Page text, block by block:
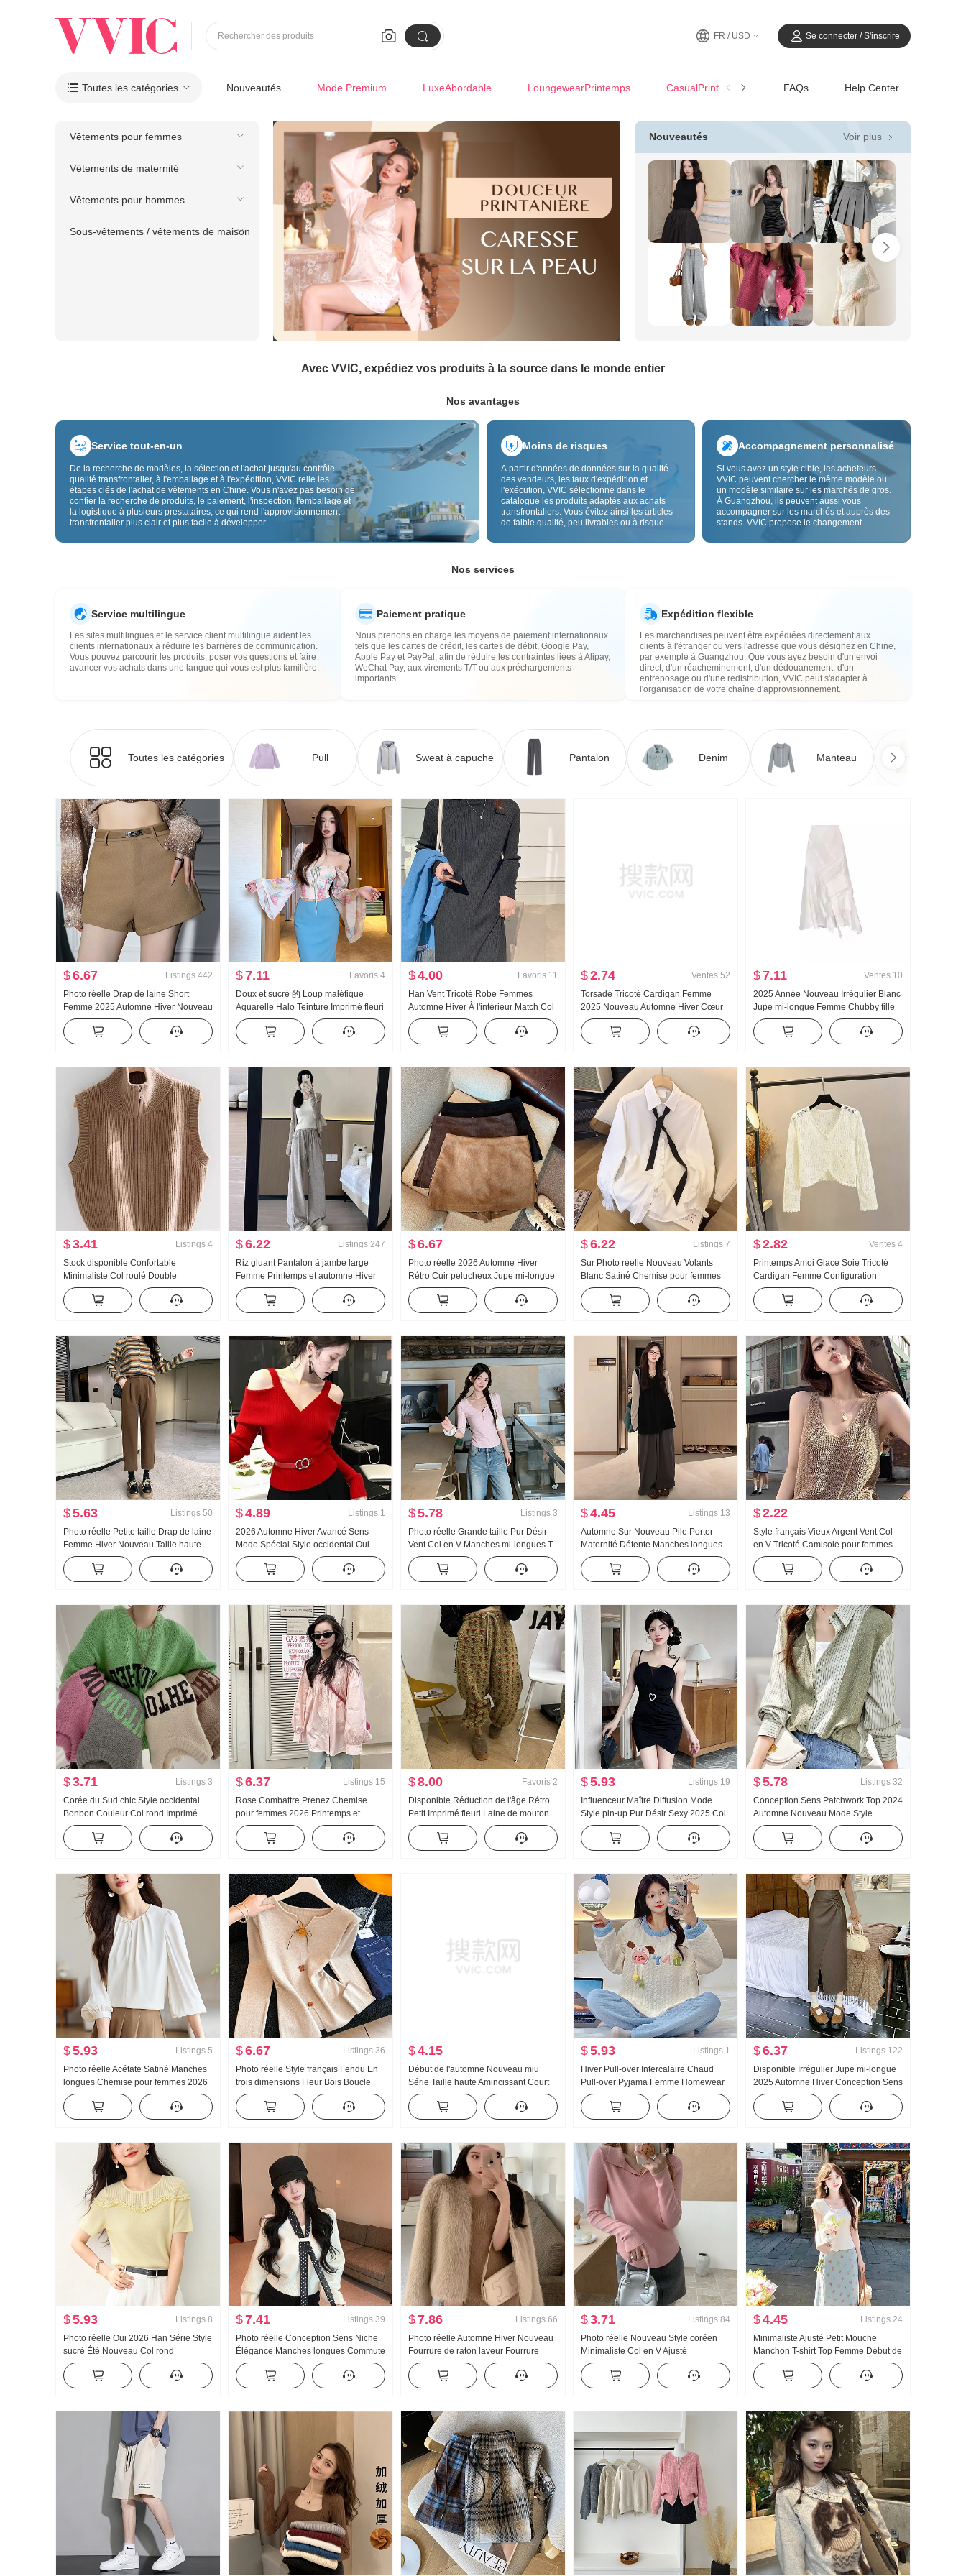
 
Rechercher des produits FR / USD Se connecter / S'inscrire
 Toutes les catégories Nouveautés Mode Premium LuxeAbordable LoungewearPrintemps CasualPrintemps-Été FAQs Help Center
Vêtements pour femmes
Vêtements de maternité
Vêtements pour hommes
Sous-vêtements / vêtements de maison
Nouveautés Voir plus 
Avec VVIC, expédiez vos produits à la source dans le monde entier
Nos avantages
Service tout-en-un
De la recherche de modèles, la sélection et l'achat jusqu'au contrôle
qualité transfrontalier, à l'emballage et à l'expédition, VVIC relie les
étapes clés de l'achat de vêtements en Chine. Vous n'avez pas besoin de
confier la recherche de produits, le paiement, l'inspection, l'emballage et
la logistique à plusieurs prestataires, ce qui rend l'approvisionnement
transfrontalier plus clair et plus facile à développer.
Moins de risques
À partir d'années de données sur la qualité
des vendeurs, les taux d'expédition et
l'exécution, VVIC sélectionne dans le
catalogue les produits adaptés aux achats
transfrontaliers. Vous évitez ainsi les articles
de faible qualité, peu livrables ou à risque
Le contrôle qualité transfrontalier et les
risques de qualité, douane et après-vente.
Accompagnement personnalisé
Si vous avez un style cible, les acheteurs
VVIC peuvent chercher le même modèle ou
un modèle similaire sur les marchés de gros.
À Guangzhou, ils peuvent aussi vous
accompagner sur les marchés et auprès des
stands. VVIC propose le changement
la personnalisation OEM par image ou
Nos services
Service multilingue
Les sites multilingues et le service client multilingue aident les
clients internationaux à réduire les barrières de communication.
Vous pouvez parcourir les produits, poser vos questions et faire
avancer vos achats dans une langue qui vous est plus familière.
Paiement pratique
Nous prenons en charge les moyens de paiement internationaux
tels que les cartes de crédit, les cartes de débit, Google Pay,
Apple Pay et PayPal, afin de réduire les contraintes liées à Alipay,
WeChat Pay, aux virements T/T ou aux préchargements
importants.
Expédition flexible
Les marchandises peuvent être expédiées directement aux
clients à l'étranger ou vers l'adresse que vous désignez en Chine,
par exemple à Guangzhou. Que vous ayez besoin d'un envoi
direct, d'un réacheminement, d'un dédouanement, d'un
entreposage ou d'une redistribution, VVIC peut s'adapter à
l'organisation de votre chaîne d'approvisionnement.
Toutes les catégories Pull Sweat à capuche Pantalon Denim Manteau
$6.67 Listings 442
Photo réelle Drap de laine Short
Femme 2025 Automne Hiver Nouveau
Taille haute Port extérieur Kuo Jambe
Un mot Décontracté Droit Base
Pantalon bottes
$7.11 Favoris 4
Doux et sucré 的 Loup maléfique
Aquarelle Halo Teinture Imprimé fleuri
Chemisier en chiffon Place des
femmes Collier Conception Sens
Amincissant Combattre Prenez Petite
$4.00 Favoris 11
Han Vent Tricoté Robe Femmes
Automne Hiver À l'intérieur Match Col
mi-haut Élégance Décontracté
Longue Robe pull Base Long Jupe
$2.74 Ventes 52
Torsadé Tricoté Cardigan Femme
2025 Nouveau Automne Hiver Cœur
Port extérieur Bleu violacé Couleur
Manteau Pull Printemps et automne
$7.11 Ventes 10
2025 Année Nouveau Irrégulier Blanc
Jupe mi-longue Femme Chubby fille
Poire Type Figure Couverture ...
Amincissant Un mot Jupe sirène
$3.41 Listings 4
Stock disponible Confortable
Minimaliste Col roulé Double
Fermeture éclair Tricoté Gilet Début
de l'automne Nouveau Élégance
Polyvalent Amincissant Débardeur
$6.22 Listings 247
Riz gluant Pantalon à jambe large
Femme Printemps et automne Hiver
2024 Nouveau Ample Droit Vertical
Sens Détente Traîne Sport
Décontracté Pantalon
$6.67
Photo réelle 2026 Automne Hiver
Rétro Cuir pelucheux Jupe mi-longue
Femme Fermeture éclair latérale
Coupe moulante Jupe Taille haute
Amincissant Court Jupe pantalon
$6.22 Listings 7
Sur Photo réelle Nouveau Volants
Blanc Satiné Chemise pour femmes
Conception Sens 2023 Automne
Polyvalent Chemise Top
$2.82 Ventes 4
Printemps Amoi Glace Soie Tricoté
Cardigan Femme Configuration
Combinaison Jupe Extérieur Match
Protection solaire Blouse Soie de
mûrier Petit Gilet
$5.63 Listings 50
Photo réelle Petite taille Drap de laine
Femme Hiver Nouveau Taille haute
Ample Amincissant Polyvalent
Décontracté Pantalon harem
$4.89 Listings 1
2026 Automne Hiver Avancé Sens
Mode Spécial Style occidental Oui
Élégance 的 Grade supérieur Porter
Match Rouge Épaules dénudées
Tricoté Top
$5.78 Listings 3
Photo réelle Grande taille Pur Désir
Vent Col en V Manches mi-longues T-
shirt Femme Début de l'automne
Nouveau Conception Sens Ajusté
Court Manches courtes Petit Top
$4.45 Listings 13
Automne Sur Nouveau Pile Porter
Maternité Détente Manches longues
Débardeur Pantalon large Ensemble
trois pièces Ensemble
$2.22
Style français Vieux Argent Vent Col
en V Tricoté Camisole pour femmes
Été Avancé Sens Beauté Retour Port
extérieur Ample Amincissant Sans
manches Top
$3.71 Listings 3
Corée du Sud chic Style occidental
Bonbon Couleur Col rond Imprimé
lettre Pull-over Ample Cher Peau
Manches longues Épais Tricoté
Chandail des femmes
$6.37 Listings 15
Rose Combattre Prenez Chemise
pour femmes 2026 Printemps et
automne Nœud papillon Broderie
Chemise chic Doux Protection solaire
Top
$8.00 Favoris 2
Disponible Réduction de l'âge Rétro
Petit Imprimé fleuri Laine de mouton
Pantalon décontracté Femme
$5.93 Listings 19
Influenceur Maître Diffusion Mode
Style pin-up Pur Désir Sexy 2025 Col
en V Cintré Amincissant Coupe
moulante Conception Sens Bretelles
Robe
$5.78 Listings 32
Conception Sens Patchwork Top 2024
Automne Nouveau Mode Style
occidental Polyvalent Décontracté
Confortable Femmes Chemise
$5.93 Listings 5
Photo réelle Acétate Satiné Manches
longues Chemise pour femmes 2026
Automne Nouveau Élégance Col rond
Occupation Bouton chinois Top
$6.67 Listings 36
Photo réelle Style français Fendu En
trois dimensions Fleur Bois Boucle
Manches longues Top Automne Hiver
Ajusté Amincissant Tricoté T-shirt de
base Femme
$4.15
Début de l'automne Nouveau miu
Série Taille haute Amincissant Court
Tricoté Plissé Jupe mi-longue Femme
Petite taille Polyvalent Un mot Court
Jupe
$5.93 Listings 1
Hiver Pull-over Intercalaire Chaud
Pull-over Pyjama Femme Homewear
Ensemble Décontracté Ceinture
Poitrine Pad
$6.37 Listings 122
Disponible Irrégulier Jupe mi-longue
2025 Automne Hiver Conception Sens
Plissé Jupe en cuir pu Coupe
moulante Taille haute Plissé
Longueur mi-longue Jupe
$5.93 Listings 8
Photo réelle Oui 2026 Han Série Style
sucré Été Nouveau Col rond
Combattre Volants Dentelle Couleur
unie Polyvalent Court Broche de
manchette
$7.41 Listings 39
Photo réelle Conception Sens Niche
Élégance Manches longues Commute
Polyvalent Col en V Foulard en soie
Pull-over Pull tricoté Top
$7.86 Listings 66
Photo réelle Automne Hiver Nouveau
Fourrure de raton laveur Fourrure
Manteau pour les femmes Influenceur
Populaire Jeune Amincissant Fourrure
de renard Manteau Court
$3.71 Listings 84
Photo réelle Nouveau Style coréen
Minimaliste Col en V Ajusté
Amincissant Élégance Col tailleur
Couleur unie Tricoté Ensemble
Manches longues Pull
$4.45 Listings 24
Minimaliste Ajusté Petit Mouche
Manchon T-shirt Top Femme Début de
l'été Porter Match Un ensemble
complet Imprimé fleuri Queue de
poisson Demi-longueur Robe longue